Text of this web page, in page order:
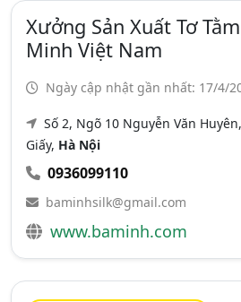
Xưởng Sản Xuất Tơ
Minh Việt Nam
Ngày cập nhật gần nhất: 17/4/
Số 2, Ngõ 10 Nguyễn Văn
Giấy, Hà Nội
0936099110
baminhsilk@gmail.com
www.baminh.com